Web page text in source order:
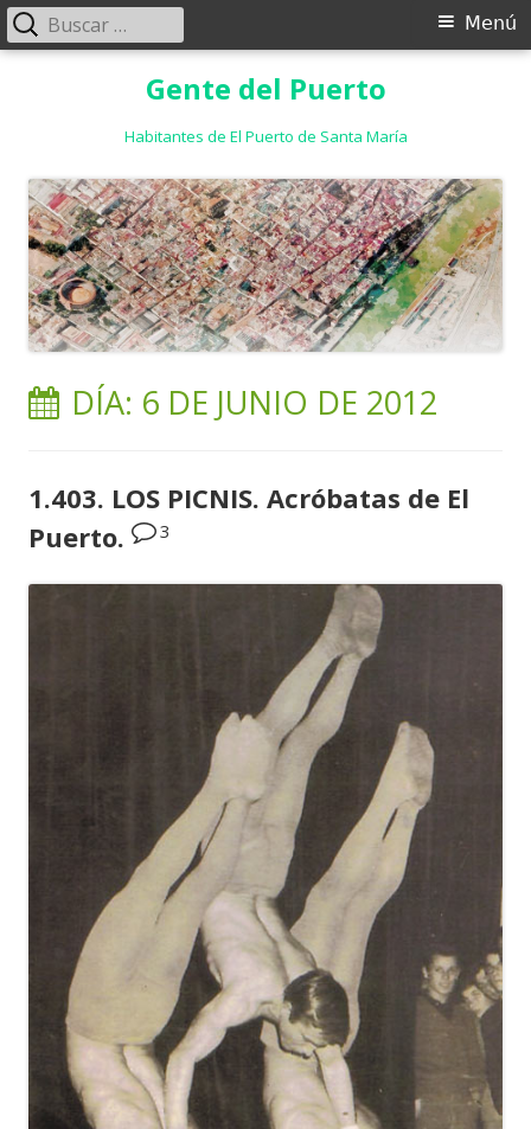
Gente del Puerto
Habitantes de El Puerto de Santa María
Menú
Menú
Buscar:
DÍA: 6 DE JUNIO DE 2012
1.403. LOS PICNIS. Acróbatas de El
Puerto.
3